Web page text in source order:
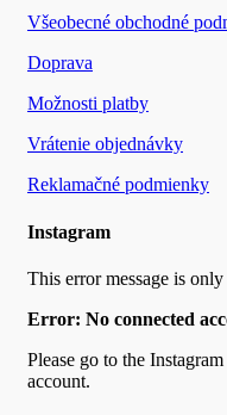
Všeobecné obchodné
Doprava
Možnosti platby
Vrátenie objednávky
Reklamačné podmienky
Instagram
This error message is
Error: No connected
Please go to the
account.